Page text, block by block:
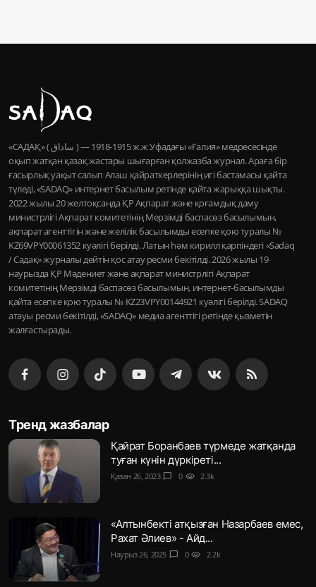
«САДАҚ» ( ساداق ) — 1915-1918 ж.ж Уфадағы «Ғалия» медресесінде
оқып жатқан қазақ жастары шығарған қолжазба журнал. Араға бір
ғасырлық уақыт салып Алаш қайраткерлерінің игі бастамасы қайта
түледі, «SADAQ» интернет басылым ретінде қайта жарыққа шықты.
2022 жылы 20 желтоқсанда ҚР Ақпарат және қоғамдық даму
министрлігі Ақпарат комитетінің Мерзімді баспасөз басылымын,
ақпарат агенттігін және желілік басылымды есепке қою туралы №
KZ69VPY00061352 куәлігі берілді. Латын һәм кирилл қарпіндегі «Sadaq
/ Садақ» журналы дейтін қос атау ресми бекітілді. 2026 жылы 19
наурызда ҚР Мәдениет және ақпарат министрлігі Ақпарат
комитетінің Мерзімді баспасөз басылымын, интернет-басылымды
қайта есепке қою туралы № KZ23VPY00144921 куәлігі берілді. SADAQ
атауы ресми бекітілді, «SADAQ» медиа агенттігі ретінде қызметін
жалғастырады.
Тренд жазбалар
Қайрат Боранбаев түрмеде жатқанда
туған күнін дүркіреті...
Қазан 26, 2023 chat_bubble 0 visibility 2.3k
«Алтынбекті атқызған Назарбаев емес,
Рахат Әлиев» - Айд...
Наурыз 26, 2025 chat_bubble 0 visibility 2.2k